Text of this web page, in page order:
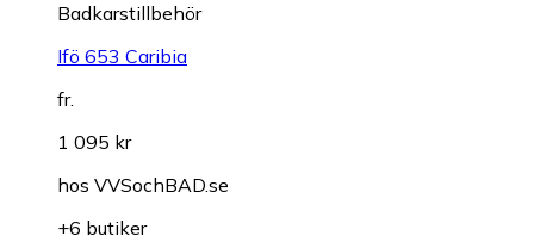
Badkarstillbehör
Ifö 653 Caribia
fr.
1 095 kr
hos VVSochBAD.se
+6 butiker